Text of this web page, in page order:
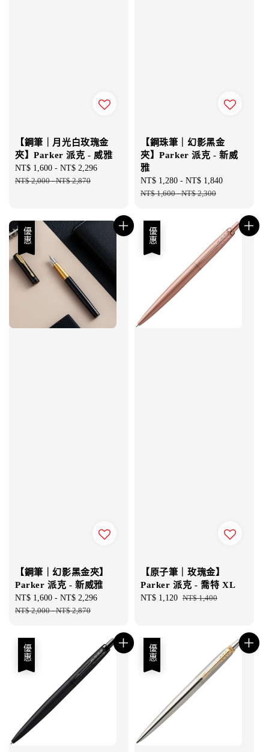
【鋼筆｜月光白玫瑰金
夾】Parker 派克 - 威雅
Sale
price
NT$ 1,600 - NT$ 2,296
NT$ 2,000-NT$ 2,870
【鋼珠筆｜幻影黑金
夾】Parker 派克 - 新威
雅
Sale
price
NT$ 1,280 - NT$ 1,840
NT$ 1,600-NT$ 2,300
優惠
【鋼筆｜幻影黑金夾】
Parker 派克 - 新威雅
Sale
price
NT$ 1,600 - NT$ 2,296
NT$ 2,000-NT$ 2,870
優惠
【原子筆｜玫瑰金】
Parker 派克 - 喬特 XL
Sale
NT$ 1,120 Regular
NT$ 1,400
優惠 優惠